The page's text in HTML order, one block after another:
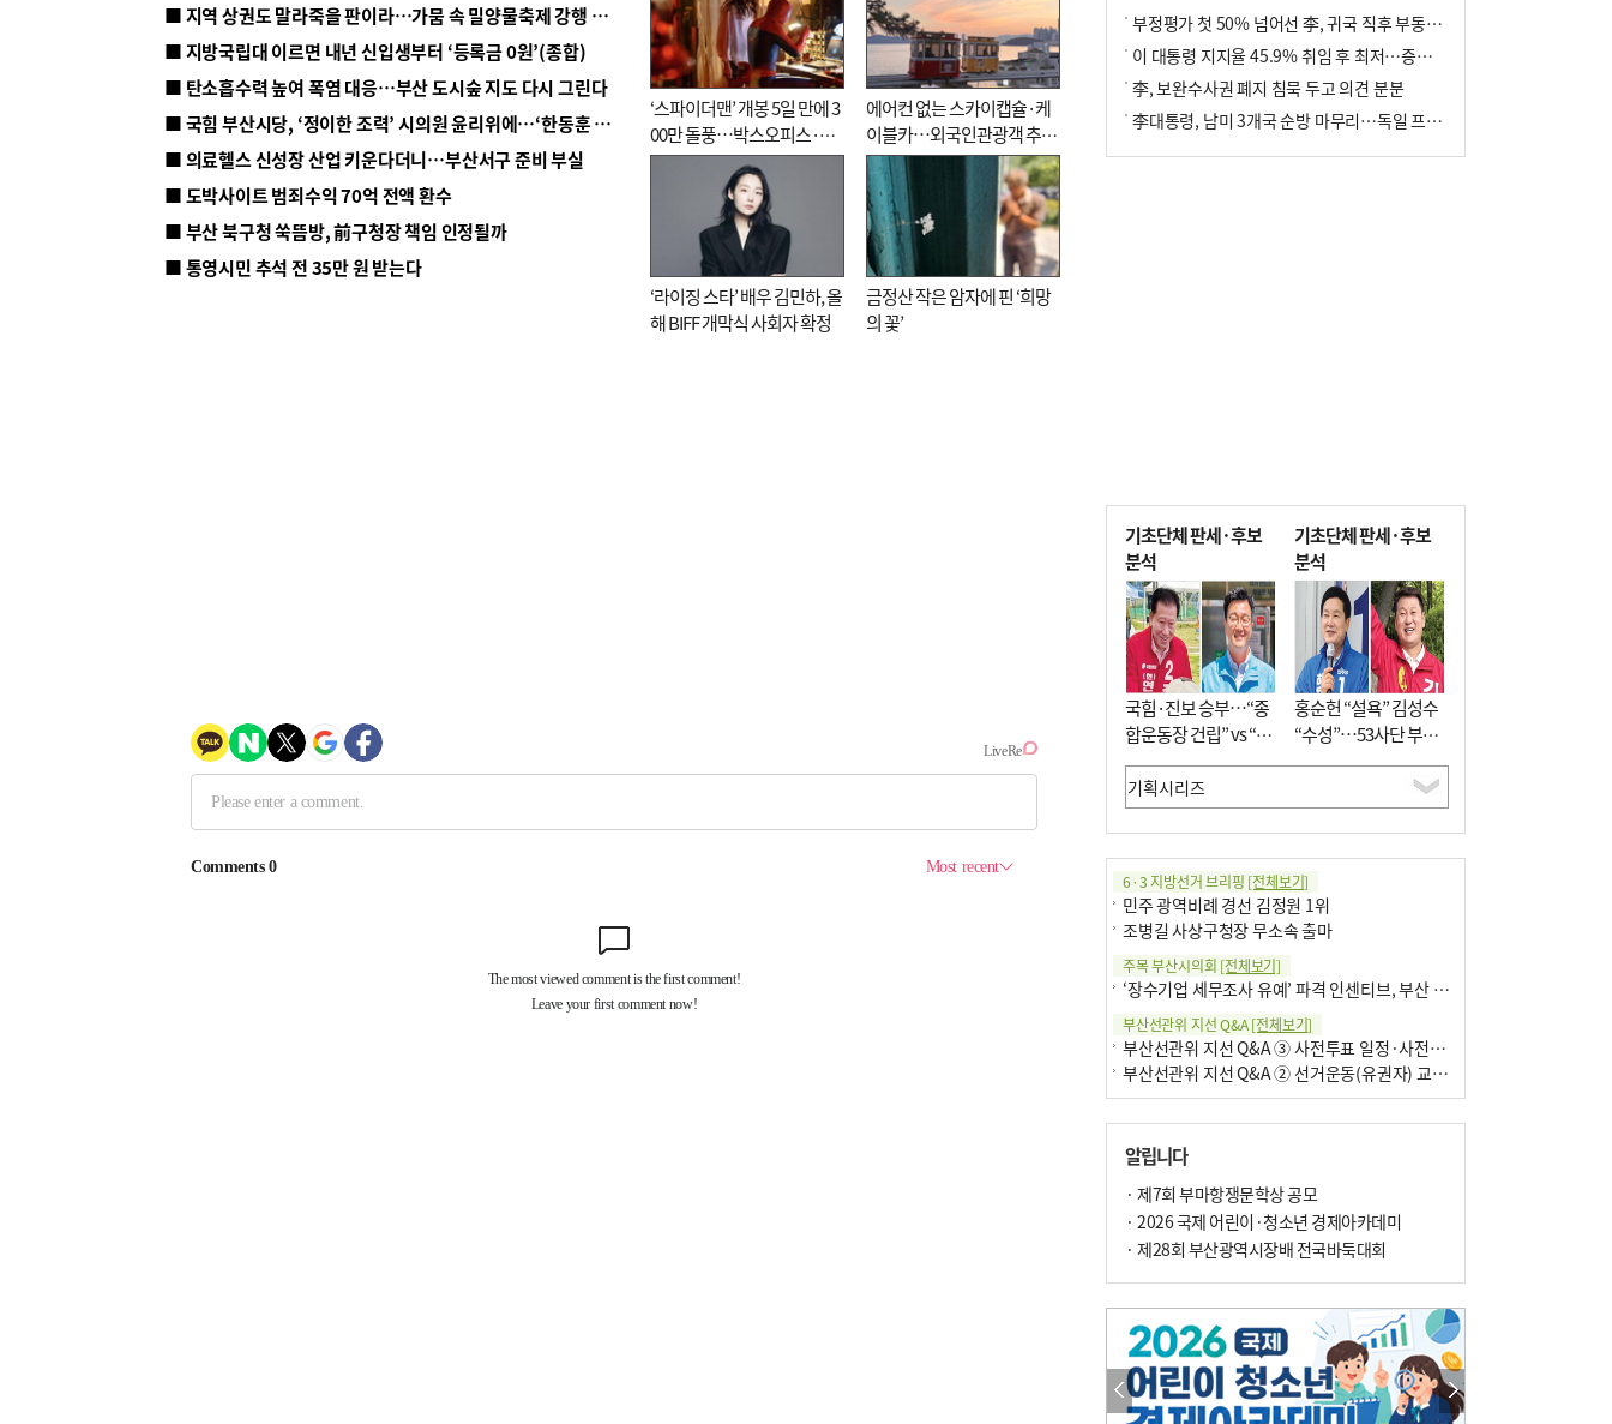
■ 지역 상권도 말라죽을 판이라…가뭄 속 밀양물축제 강행 논란
■ 지방국립대 이르면 내년 신입생부터 ‘등록금 0원’(종합)
■ 탄소흡수력 높여 폭염 대응…부산 도시숲 지도 다시 그린다
■ 국힘 부산시당, ‘정이한 조력’ 시의원 윤리위에…‘한동훈 지지’도 신고접수
■ 의료헬스 신성장 산업 키운다더니…부산서구 준비 부실
■ 도박사이트 범죄수익 70억 전액 환수
■ 부산 북구청 쑥뜸방, 前구청장 책임 인정될까
■ 통영시민 추석 전 35만 원 받는다
‘스파이더맨’ 개봉 5일 만에 3
00만 돌풍…박스오피스·예
매율 동시 1위
에어컨 없는 스카이캡슐·케
이블카…외국인관광객 추억
대신 고역 될라
‘라이징 스타’ 배우 김민하, 올
해 BIFF 개막식 사회자 확정
금정산 작은 암자에 핀 ‘희망
의 꽃’
부정평가 첫 50% 넘어선 李, 귀국 직후 부동산·증시 점검(종합)
이 대통령 지지율 45.9% 취임 후 최저…증시 폭락·연임 개헌 논란 영향
李, 보완수사권 폐지 침묵 두고 의견 분분
李대통령, 남미 3개국 순방 마무리…독일 프랑크푸르트 향해 출발
기초단체 판세·후보
분석
국힘·진보 승부…“종
합운동장 건립” vs “출
근 공공버스 도입”
기초단체 판세·후보
분석
홍순헌 “설욕” 김성수
“수성”…53사단 부지
개발엔 한 목소리
6·3 지방선거 브리핑 [전체보기]
민주 광역비례 경선 김정원 1위
조병길 사상구청장 무소속 출마
주목 부산시의회 [전체보기]
‘장수기업 세무조사 유예’ 파격 인센티브, 부산 유출 막을까
부산선관위 지선 Q&A[전체보기]
부산선관위 지선 Q&A ③ 사전투표 일정·사전투표함 보관
부산선관위 지선 Q&A ② 선거운동(유권자) 교육감투표용지
알립니다
· 제7회 부마항쟁문학상 공모
· 2026 국제 어린이·청소년 경제아카데미
· 제28회 부산광역시장배 전국바둑대회